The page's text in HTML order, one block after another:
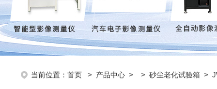
当前位置： 首页 > 产品中心 > > 砂尘老化试验箱 >